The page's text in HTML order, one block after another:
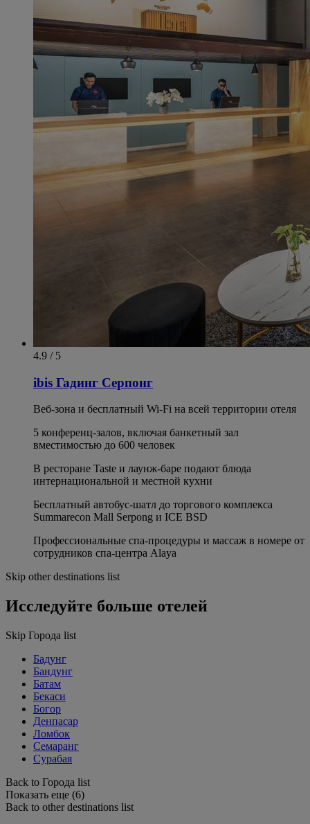
4.9 / 5
ibis Гадинг Серпонг
Веб-зона и бесплатный Wi-Fi на всей территории отеля
5 конференц-залов, включая банкетный зал
вместимостью до 600 человек
В ресторане Taste и лаунж-баре подают блюда
интернациональной и местной кухни
Бесплатный автобус-шатл до торгового комплекса
Summarecon Mall Serpong и ICE BSD
Профессиональные спа-процедуры и массаж в номере от
сотрудников спа-центра Alaya
Skip other destinations list
Исследуйте больше отелей
Skip Города list
Бадунг
Бандунг
Батам
Бекаси
Богор
Денпасар
Ломбок
Семаранг
Сурабая
Back to Города list
Показать еще (6)
Back to other destinations list